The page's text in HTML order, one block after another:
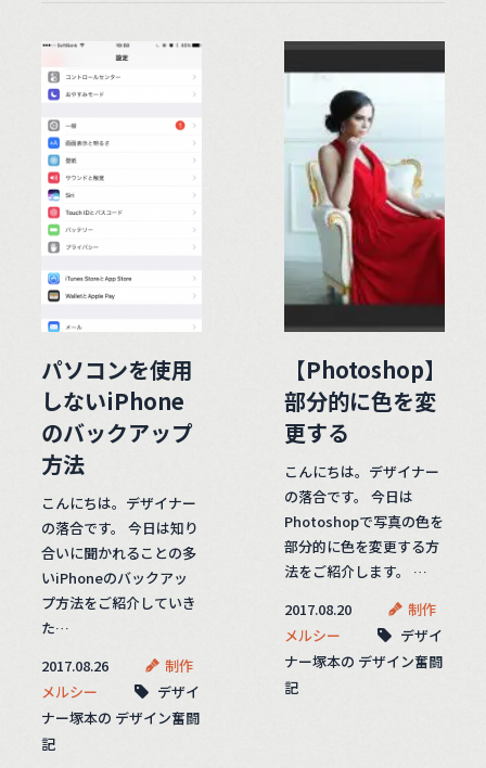
パソコンを使用
しないiPhone
のバックアップ
方法
こんにちは。デザイナー
の落合です。 今日は知り
合いに聞かれることの多
いiPhoneのバックアッ
プ方法をご紹介していき
た…
2017.08.26
制作
メルシー
デザイ
ナー塚本の デザイン奮闘
記
【Photoshop】
部分的に色を変
更する
こんにちは。デザイナー
の落合です。 今日は
Photoshopで写真の色を
部分的に色を変更する方
法をご紹介します。 …
2017.08.20
制作
メルシー
デザイ
ナー塚本の デザイン奮闘
記